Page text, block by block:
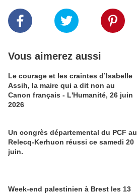
Vous aimerez aussi
Le courage et les craintes d’Isabelle
Assih, la maire qui a dit non au
Canon français - L'Humanité, 26 juin
2026
Un congrès départemental du PCF au
Relecq-Kerhuon réussi ce samedi 20
juin.
Week-end palestinien à Brest les 13